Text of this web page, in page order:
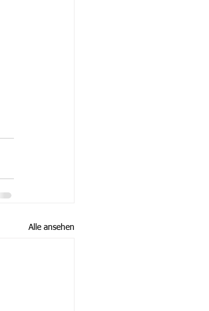
Alle ansehen